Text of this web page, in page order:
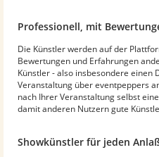
Professionell, mit
Die Künstler werden auf der
Bewertungen und Erfahrungen
Künstler - also insbesondere
Veranstaltung über eventpeppers
nach Ihrer Veranstaltung selbst
damit anderen Nutzern gute
Showkünstler für jeden